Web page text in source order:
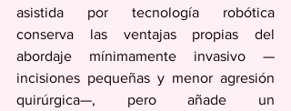
asistida por tecnología robótica
conserva las ventajas propias del
abordaje mínimamente invasivo —
incisiones pequeñas y menor agresión
quirúrgica—, pero añade un